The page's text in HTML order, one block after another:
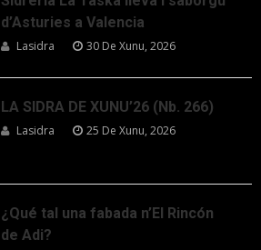
d’Asturies a Valencia
Lasidra 30 De Xunu, 2026
LA SIDRA DE XUNU’26 (Nb. 266)
Lasidra 25 De Xunu, 2026
¿Qué tal una fabada n’El Rincón
de Adi?